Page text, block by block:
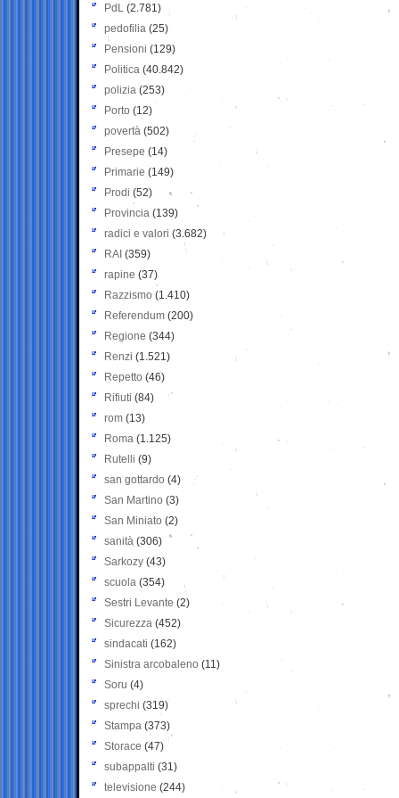
PdL (2.781)
pedofilia (25)
Pensioni (129)
Politica (40.842)
polizia (253)
Porto (12)
povertà (502)
Presepe (14)
Primarie (149)
Prodi (52)
Provincia (139)
radici e valori (3.682)
RAI (359)
rapine (37)
Razzismo (1.410)
Referendum (200)
Regione (344)
Renzi (1.521)
Repetto (46)
Rifiuti (84)
rom (13)
Roma (1.125)
Rutelli (9)
san gottardo (4)
San Martino (3)
San Miniato (2)
sanità (306)
Sarkozy (43)
scuola (354)
Sestri Levante (2)
Sicurezza (452)
sindacati (162)
Sinistra arcobaleno (11)
Soru (4)
sprechi (319)
Stampa (373)
Storace (47)
subappalti (31)
televisione(244)